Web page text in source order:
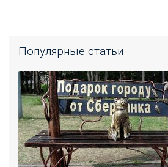
Популярные статьи